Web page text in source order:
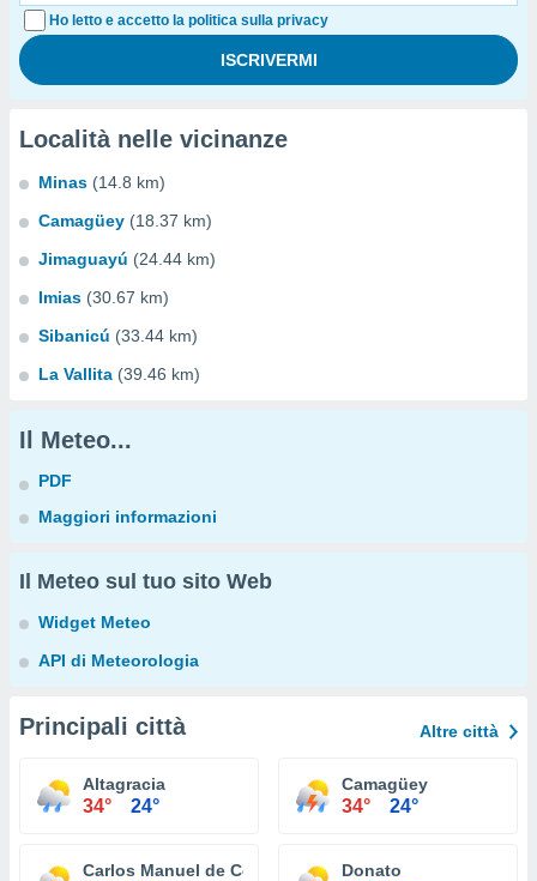
Ho letto e accetto la politica sulla privacy
Località nelle vicinanze
Minas (14.8 km)
Camagüey (18.37 km)
Jimaguayú (24.44 km)
Imias (30.67 km)
Sibanicú (33.44 km)
La Vallita (39.46 km)
Il Meteo...
PDF
Maggiori informazioni
Il Meteo sul tuo sito Web
Widget Meteo
API di Meteorologia
Principali città Altre città
Altagracia
34° 24°
Camagüey
34° 24°
Carlos Manuel de Céspedes Donato